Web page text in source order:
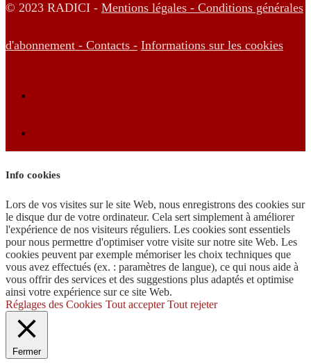
© 2023 RADICI - Mentions légales - Conditions générales
d'abonnement - Contacts - Informations sur les cookies
Info cookies
Lors de vos visites sur le site Web, nous enregistrons des cookies sur
le disque dur de votre ordinateur. Cela sert simplement à améliorer
l'expérience de nos visiteurs réguliers. Les cookies sont essentiels
pour nous permettre d'optimiser votre visite sur notre site Web. Les
cookies peuvent par exemple mémoriser les choix techniques que
vous avez effectués (ex. : paramètres de langue), ce qui nous aide à
vous offrir des services et des suggestions plus adaptés et optimise
ainsi votre expérience sur ce site Web.
Réglages des Cookies Tout accepter Tout rejeter
Fermer